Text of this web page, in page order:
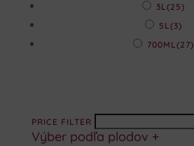
3L(25)
5L(3)
700ML(27)
PRICE FILTER
Výber podľa plodov +